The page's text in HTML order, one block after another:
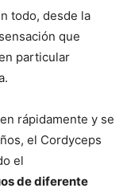
todo, desde la
que
particular
rápidamente y se
el Cordyceps
el
de diferente